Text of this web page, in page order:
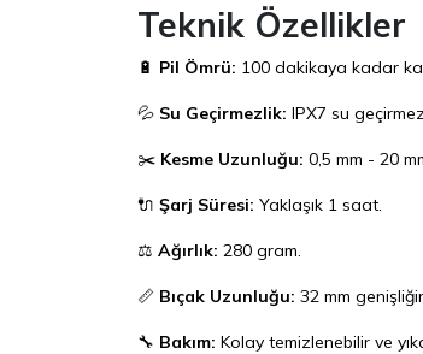
Teknik Özellikler
🔋 Pil Ömrü: 100 dakikaya kadar
💦 Su Geçirmezlik: IPX7 su
✂️ Kesme Uzunluğu: 0,5 mm - 20
🔌 Şarj Süresi: Yaklaşık 1 saat.
⚖️ Ağırlık: 280 gram.
📏 Bıçak Uzunluğu: 32 mm
🔧 Bakım: Kolay temizlenebilir ve